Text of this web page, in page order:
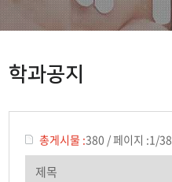
학과공지
총게시물 :380 /페이지 :1/38